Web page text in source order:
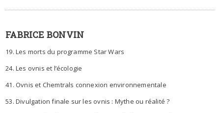
FABRICE BONVIN
19. Les morts du programme Star Wars
24. Les ovnis et l’écologie
41. Ovnis et Chemtrals connexion environnementale
53. Divulgation finale sur les ovnis : Mythe ou réalité ?